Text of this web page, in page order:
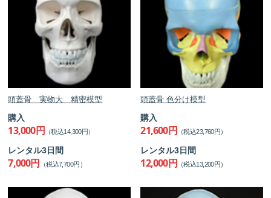
頭蓋骨 実物大 精密模型
購入
13,000円 （税込14,300円）
レンタル3日間
7,000円 （税込7,700円）
頭蓋骨 色分け模型
購入
21,600円 （税込23,760円）
レンタル3日間
12,000円 （税込13,200円）